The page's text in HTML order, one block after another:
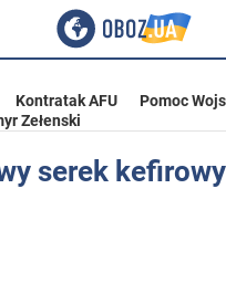
Kontratak AFU
Pomoc
Zełenski
serek